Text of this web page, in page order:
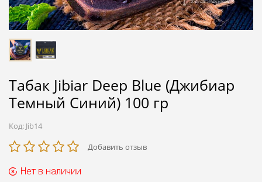
Табак Jibiar Deep Blue (Джибиар
Темный Синий) 100 гр
Код: Jib14
Добавить отзыв
Нет в наличии